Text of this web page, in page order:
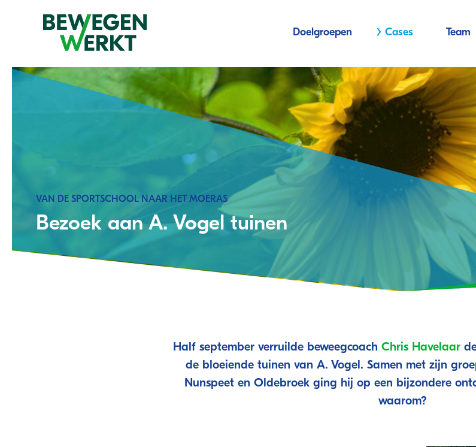
Doelgroepen Cases Team
VAN DE SPORTSCHOOL NAAR HET MOERAS
Bezoek aan A. Vogel tuinen
Half september verruilde beweegcoach Chris Havelaar
de bloeiende tuinen van A. Vogel. Samen met zijn
Nunspeet en Oldebroek ging hij op een bijzondere
waarom?